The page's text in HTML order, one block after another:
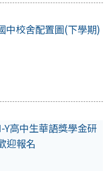
中校舍配置圖(下學期)
高中生華語獎學金研
迎報名